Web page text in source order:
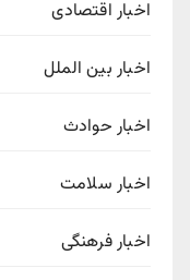
اخبار اقتصادی
اخبار بین الملل
اخبار حوادث
اخبار سلامت
اخبار فرهنگی